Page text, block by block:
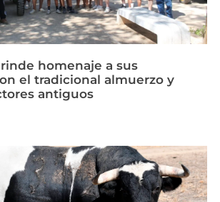
homenaje a sus
el tradicional almuerzo y
antiguos